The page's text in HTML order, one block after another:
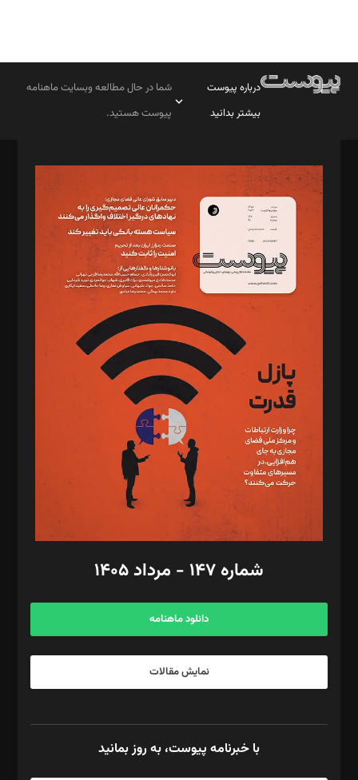
درباره پیوست
بیشتر بدانید
شما در حال مطالعه وبسایت ماهنامه
پیوست هستید.
مدیر مسئول: محمدباقر اثنی‌عشری
سردبیر: مهرک محمودی
دبیر تحریریه: میثم قاسمی
د‌بیر ناداستان: سمانه سمیع
د‌بیر خدمت و تجارت: ابوالفضل رجبی
د‌بیر حقوق فناوری: حسام‌الدین ایپکچی
د‌بیر پیوست جهان: مینا پاکدل
د‌بیر تحریریه آنلاین: بابک نقاش
تحریریه‌: مجتبی محمود‌ی، آرش برهمند، یسنا امان‌پور، سروش کرمیان،
مصطفی مسجدی آرانی، ابوالفضل رجبی، زهرا فکرانه، فائزه فتحی
رستمی،مصطفی باستان
ویرایش: نگار استاد‌‌آقا
طراح یونیفرم: مجید توکلی
فیلمبرداری و عکاسی: امیر شفیعی، مانی لطفی زاده
گرافیک و صفحه‌آرایی: سید‌سبحان‌علی ثابت
مد‌یر توسعه تجاری: کامبیز برید‌
امور مالی: شاپور رهبری، محمد‌ کاظمی‌نیا
آگهی و مشترکین: ۰۹۱۹۹۹۹۰۴۵۴
شماره ۱۴۷ - مرداد ۱۴۰۵
دانلود ماهنامه
نمایش مقالات
با خبرنامه پیوست، به روز بمانید